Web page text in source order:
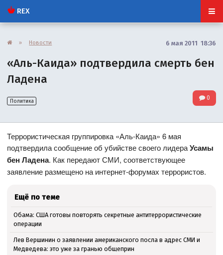
REX
» Новости 6 мая 2011 18:36
«Аль-Каида» подтвердила смерть бен
Ладена
Политика 0
Террористическая группировка «Аль-Каида» 6 мая
подтвердила сообщение об убийстве своего лидераУсамы
бен Ладена. Как передают СМИ, соответствующее
заявление размещено на интернет-форумах террористов.
Ещё по теме
Обама: США готовы повторять секретные антитеррористические
операции
Лев Вершинин о заявлении американского посла в адрес СМИ и
Медведева: это уже за гранью общеприн